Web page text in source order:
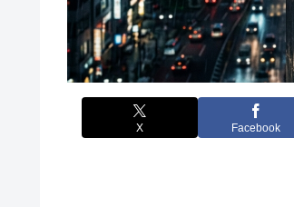
X Facebook